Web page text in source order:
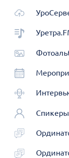
Спикеры